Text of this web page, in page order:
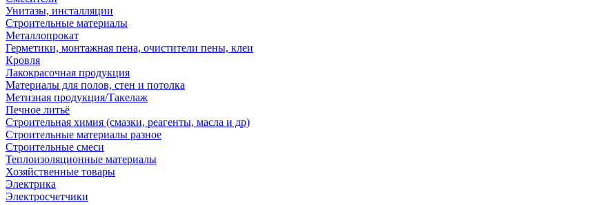
Унитазы, инсталляции
Строительные материалы
Металлопрокат
Герметики, монтажная пена, очистители пены, клеи
Кровля
Лакокрасочная продукция
Материалы для полов, стен и потолка
Метизная продукция/Такелаж
Печное литьё
Строительная химия (смазки, реагенты, масла и др)
Строительные материалы разное
Строительные смеси
Теплоизоляционные материалы
Хозяйственные товары
Электрика
Электросчетчики